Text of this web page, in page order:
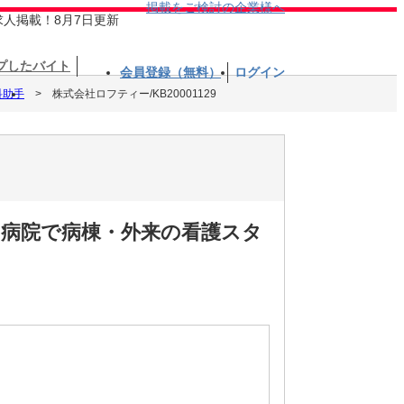
人掲載！8月7日更新
掲載をご検討の企業様へ
したバイト 会員登録（無料） ログイン
助手 株式会社ロフティー/KB20001129
院で病棟・外来の看護スタ